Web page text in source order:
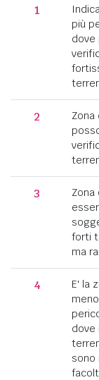
1
più
dove
2
Zona
3
Zona
forti
ma
4
E' la
meno
dove i
sono